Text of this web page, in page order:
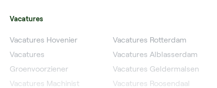
Vacatures
Vacatures Hovenier
Vacatures
Groenvoorziener
Vacatures Machinist
Vacatures Rotterdam
Vacatures Alblasserdam
Vacatures Geldermalsen
Vacatures Roosendaal